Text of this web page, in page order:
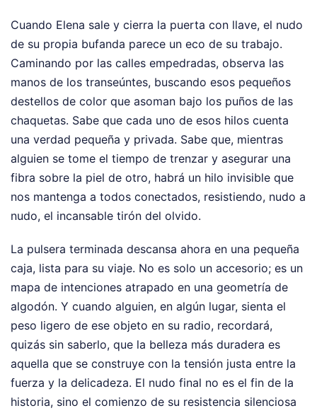
Cuando Elena sale y cierra la puerta con llave, el nudo
de su propia bufanda parece un eco de su trabajo.
Caminando por las calles empedradas, observa las
manos de los transeúntes, buscando esos pequeños
destellos de color que asoman bajo los puños de las
chaquetas. Sabe que cada uno de esos hilos cuenta
una verdad pequeña y privada. Sabe que, mientras
alguien se tome el tiempo de trenzar y asegurar una
fibra sobre la piel de otro, habrá un hilo invisible que
nos mantenga a todos conectados, resistiendo, nudo a
nudo, el incansable tirón del olvido.
La pulsera terminada descansa ahora en una pequeña
caja, lista para su viaje. No es solo un accesorio; es un
mapa de intenciones atrapado en una geometría de
algodón. Y cuando alguien, en algún lugar, sienta el
peso ligero de ese objeto en su radio, recordará,
quizás sin saberlo, que la belleza más duradera es
aquella que se construye con la tensión justa entre la
fuerza y la delicadeza. El nudo final no es el fin de la
historia, sino el comienzo de su resistencia silenciosa